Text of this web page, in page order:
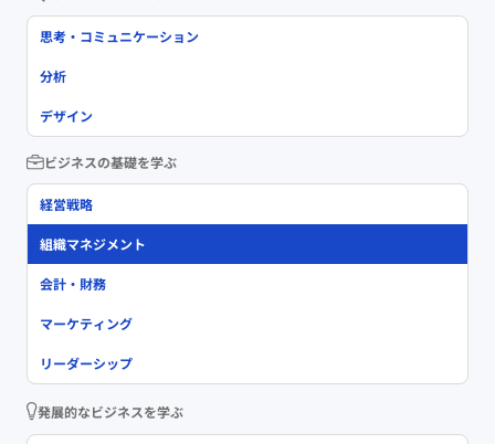
思考・コミュニケーション
分析
デザイン
ビジネスの基礎を学ぶ
経営戦略
組織マネジメント
会計・財務
マーケティング
リーダーシップ
発展的なビジネスを学ぶ